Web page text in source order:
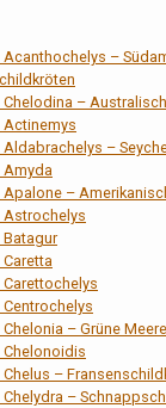
Acanthochelys –
Chelodina –
Actinemys
Aldabrachelys –
Amyda
Apalone –
Astrochelys
Batagur
– Grüne
Chelonoidis
–
Chelydra –